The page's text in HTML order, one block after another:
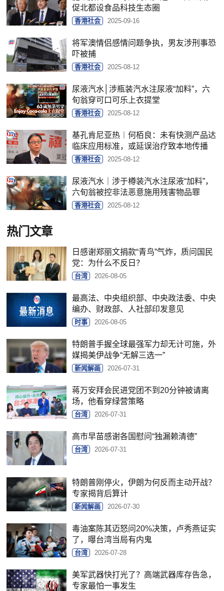
促北都设食品科技生态圈
香港社会 2025-09-16
将军澳情侣感情问题争执，男友涉刑事恐
吓被捕
香港社会 2025-08-12
尿液汽水│涉瓶装汽水注尿液“加料”，六
旬翁穿可口可乐上衣提堂
香港社会 2025-08-12
基孔肯尼亚热︱何栢良：未有快测产品达
临床应用标准，或延误治疗致本地传播
香港社会 2025-08-12
尿液汽水｜涉于樽装汽水注尿液“加料”，
六旬翁被控非法恶意施用残害物品罪
香港社会 2025-08-12
热门文章
日感谢郑丽文捐款“青鸟”气炸，质问国民
党：为什么不反日？
台湾 2026-08-05
最高法、中央组织部、中央政法委、中央
编办、财政部、人社部印发意见
时事 2026-08-05
特朗普手握全球最强军力却无计可施，外
媒揭美伊战争“无解三选一”
新闻解画 2026-07-31
蒋万安拜会民进党团不到20分钟被请离
场，他看穿绿营策略
台湾 2026-07-31
高市早苗感谢各国慰问“独漏赖清德”
台湾 2026-07-31
特朗普刚停火，伊朗为何反而主动开战？
专家揭背后算计
新闻解画 2026-07-30
毒油案陈其迈怒问20%决策，卢秀燕证实
了，曝台湾当局有内鬼
台湾 2026-07-28
美军武器快打光了？高端武器库存告急，
专家最怕一事发生